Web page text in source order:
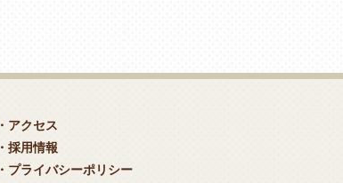
・アクセス
・採用情報
・プライバシーポリシー